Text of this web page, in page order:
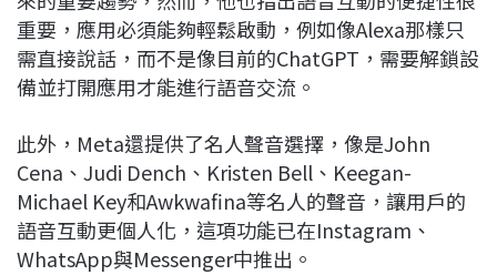
重要，應用必須能夠輕鬆啟動，例如像Alexa那樣只
需直接說話，而不是像目前的ChatGPT，需要解鎖設
備並打開應用才能進行語音交流。
此外，Meta還提供了名人聲音選擇，像是John
Cena、Judi Dench、Kristen Bell、Keegan-
Michael Key和Awkwafina等名人的聲音，讓用戶的
語音互動更個人化，這項功能已在Instagram、
WhatsApp與Messenger中推出。